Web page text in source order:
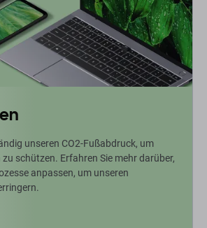
unseren CO2-Fußabdruck, um
schützen. Erfahren Sie mehr darüber,
anpassen, um unseren